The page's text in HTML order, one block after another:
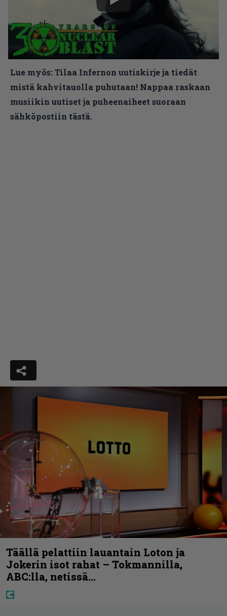
Lue myös:Tilaa Infernon uutiskirje ja tiedät
mistä kahvitauolla puhutaan! Nappaa raskaan
musiikin uutiset ja puheenaiheet suoraan
sähköpostiin tästä.
Täällä pelattiin lauantain Loton ja
Jokerin isot rahat – Tokmannilla,
ABC:lla, netissä…